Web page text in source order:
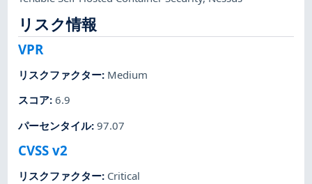
リスク情報
VPR
リスクファクター: Medium
スコア:6.9
パーセンタイル:97.07
CVSS v2
リスクファクター: Critical